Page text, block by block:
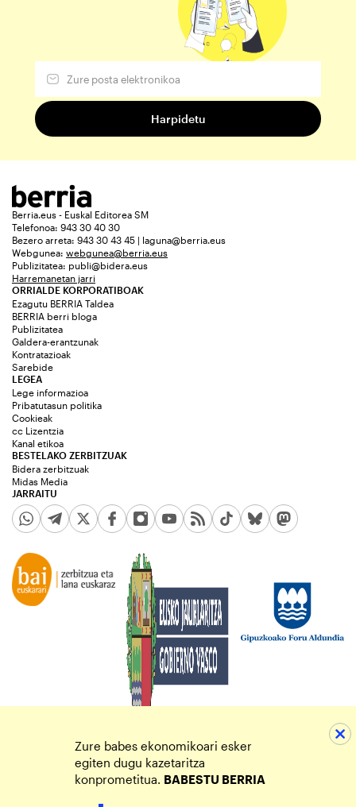
Berria.eus - Euskal Editorea SM
Telefonoa: 943 30 40 30
Bezero arreta: 943 30 43 45 | laguna@berria.eus
Webgunea: webgunea@berria.eus
Publizitatea: publi@bidera.eus
Harremanetan jarri
ORRIALDE KORPORATIBOAK
Ezagutu BERRIA Taldea
BERRIA berri bloga
Publizitatea
Galdera-erantzunak
Kontratazioak
Sarebide
JARRAITU
LEGEA
Lege informazioa
Pribatutasun politika
Cookieak
cc Lizentzia
Kanal etikoa
BESTELAKO ZERBITZUAK
Bidera zerbitzuak
Midas Media
Zure babes ekonomikoari esker
egiten dugu kazetaritza
konprometitua. BABESTU BERRIA